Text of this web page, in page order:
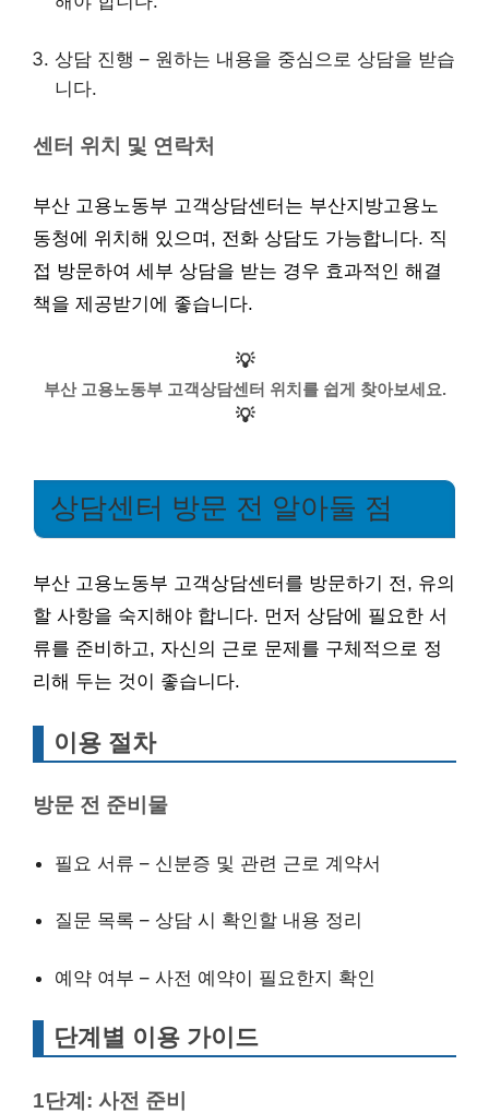
상담 진행 – 원하는 내용을 중심으로 상담을 받습
니다.
센터 위치 및 연락처
부산 고용노동부 고객상담센터는 부산지방고용노
동청에 위치해 있으며, 전화 상담도 가능합니다. 직
접 방문하여 세부 상담을 받는 경우 효과적인 해결
책을 제공받기에 좋습니다.
💡
부산 고용노동부 고객상담센터 위치를 쉽게 찾아보세요.
💡
상담센터 방문 전 알아둘 점
부산 고용노동부 고객상담센터를 방문하기 전, 유의
할 사항을 숙지해야 합니다. 먼저 상담에 필요한 서
류를 준비하고, 자신의 근로 문제를 구체적으로 정
리해 두는 것이 좋습니다.
이용 절차
방문 전 준비물
필요 서류 – 신분증 및 관련 근로 계약서
질문 목록 – 상담 시 확인할 내용 정리
예약 여부 – 사전 예약이 필요한지 확인
단계별 이용 가이드
1단계: 사전 준비